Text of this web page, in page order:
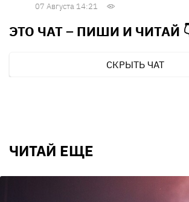
07 Августа 14:21
ЭТО ЧАТ – ПИШИ И ЧИТАЙ
СКРЫТЬ ЧАТ
ЧИТАЙ ЕЩЕ